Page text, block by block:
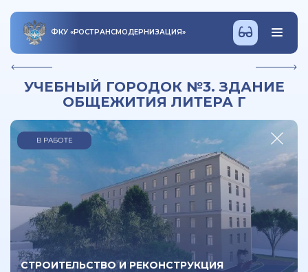
ФКУ «РОСТРАНСМОДЕРНИЗАЦИЯ»
УЧЕБНЫЙ ГОРОДОК №3. ЗДАНИЕ
ОБЩЕЖИТИЯ ЛИТЕРА Г
В РАБОТЕ
СТРОИТЕЛЬСТВО И РЕКОНСТРУКЦИЯ